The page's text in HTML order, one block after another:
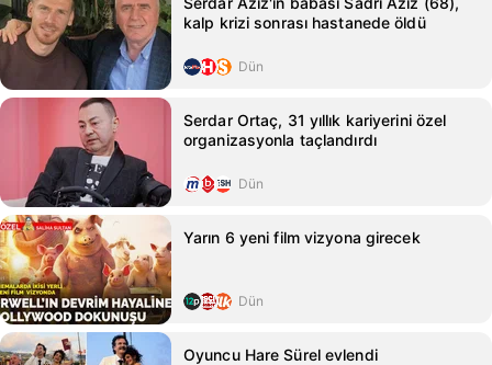
kalp krizi sonrası hastanede öldü
Dün
Serdar Ortaç, 31 yıllık kariyerini özel
organizasyonla taçlandırdı
Dün
Yarın 6 yeni film vizyona girecek
Dün
Oyuncu Hare Sürel evlendi